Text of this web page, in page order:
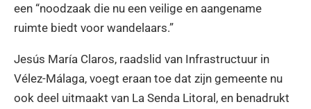
een “noodzaak die nu een veilige en aangename
ruimte biedt voor wandelaars.”
Jesús María Claros, raadslid van Infrastructuur in
Vélez-Málaga, voegt eraan toe dat zijn gemeente nu
ook deel uitmaakt van La Senda Litoral, en benadrukt